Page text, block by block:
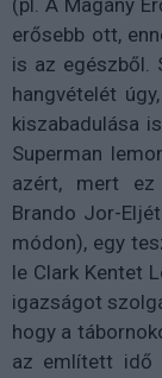
(pl. A Magány
erősebb ott,
is az egészből.
hangvételét
kiszabadulása
Superman
azért, mert ez
Brando Jor-
módon), egy
le Clark Kentet
igazságot
hogy a
az említett idő